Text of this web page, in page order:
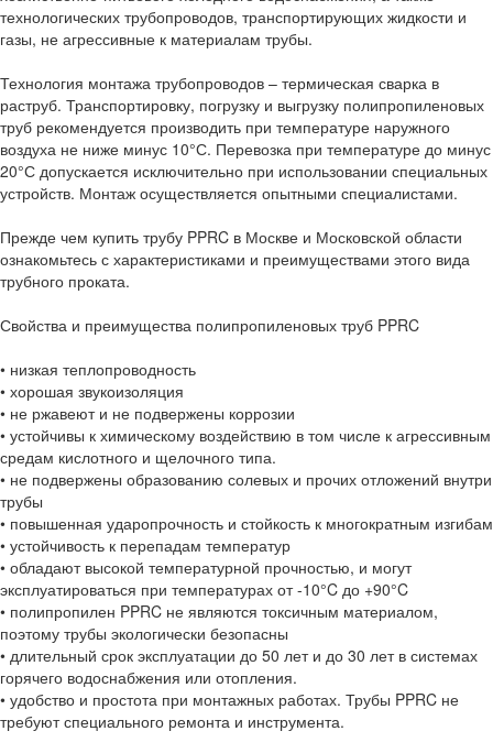
технологических трубопроводов, транспортирующих жидкости и
газы, не агрессивные к материалам трубы.
Технология монтажа трубопроводов – термическая сварка в
раструб. Транспортировку, погрузку и выгрузку полипропиленовых
труб рекомендуется производить при температуре наружного
воздуха не ниже минус 10°С. Перевозка при температуре до минус
20°С допускается исключительно при использовании специальных
устройств. Монтаж осуществляется опытными специалистами.
Прежде чем купить трубу PPRC в Москве и Московской области
ознакомьтесь с характеристиками и преимуществами этого вида
трубного проката.
Свойства и преимущества полипропиленовых труб PPRC
• низкая теплопроводность
• хорошая звукоизоляция
• не ржавеют и не подвержены коррозии
• устойчивы к химическому воздействию в том числе к агрессивным
средам кислотного и щелочного типа.
• не подвержены образованию солевых и прочих отложений внутри
трубы
• повышенная ударопрочность и стойкость к многократным изгибам
• устойчивость к перепадам температур
• обладают высокой температурной прочностью, и могут
эксплуатироваться при температурах от -10°C до +90°C
• полипропилен PPRC не являются токсичным материалом,
поэтому трубы экологически безопасны
• длительный срок эксплуатации до 50 лет и до 30 лет в системах
горячего водоснабжения или отопления.
• удобство и простота при монтажных работах. Трубы PPRC не
требуют специального ремонта и инструмента.